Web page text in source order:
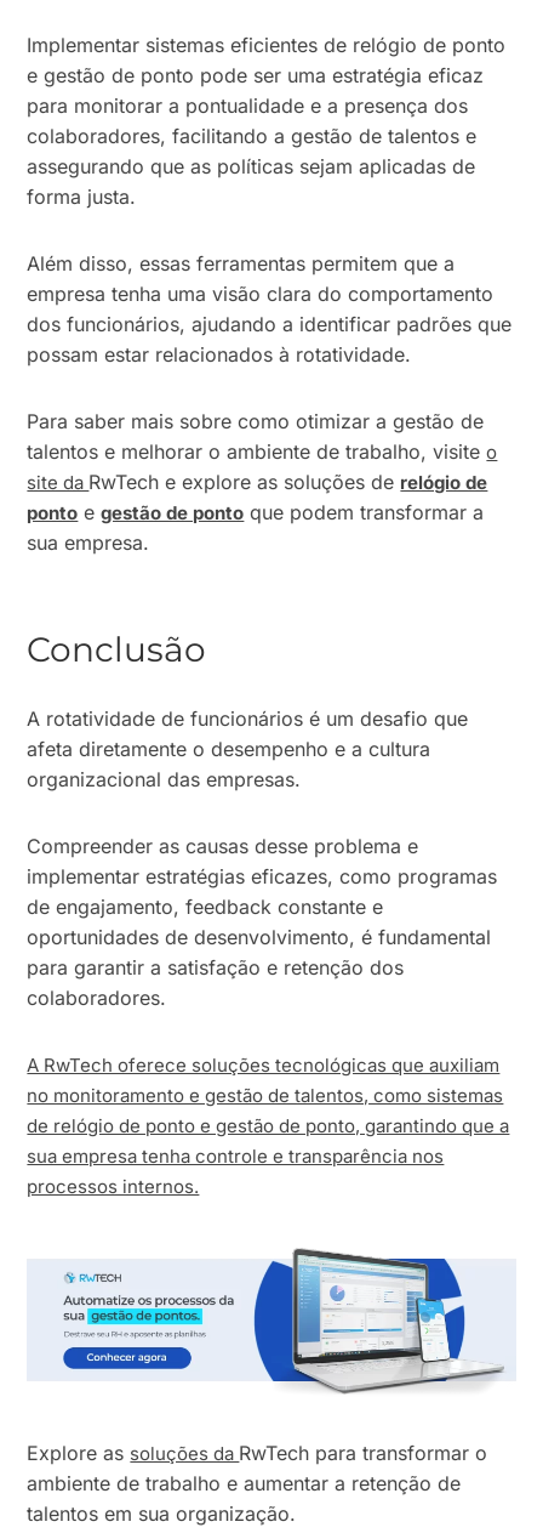
Implementar sistemas eficientes de relógio de ponto
e gestão de ponto pode ser uma estratégia eficaz
para monitorar a pontualidade e a presença dos
colaboradores, facilitando a gestão de talentos e
assegurando que as políticas sejam aplicadas de
forma justa.
Além disso, essas ferramentas permitem que a
empresa tenha uma visão clara do comportamento
dos funcionários, ajudando a identificar padrões que
possam estar relacionados à rotatividade.
Para saber mais sobre como otimizar a gestão de
talentos e melhorar o ambiente de trabalho, visiteo
site da RwTech e explore as soluções de relógio de
ponto egestão de ponto que podem transformar a
sua empresa.
Conclusão
A rotatividade de funcionários é um desafio que
afeta diretamente o desempenho e a cultura
organizacional das empresas.
Compreender as causas desse problema e
implementar estratégias eficazes, como programas
de engajamento, feedback constante e
oportunidades de desenvolvimento, é fundamental
para garantir a satisfação e retenção dos
colaboradores.
A RwTech oferece soluções tecnológicas que auxiliam
no monitoramento e gestão de talentos, como sistemas
de relógio de ponto e gestão de ponto, garantindo que a
sua empresa tenha controle e transparência nos
processos internos.
Explore as soluções da RwTech para transformar o
ambiente de trabalho e aumentar a retenção de
talentos em sua organização.